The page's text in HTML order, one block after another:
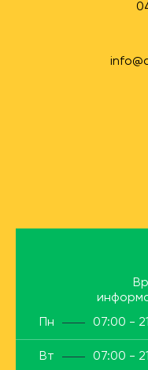
Пн
07:00 -
Вт 07:00 -